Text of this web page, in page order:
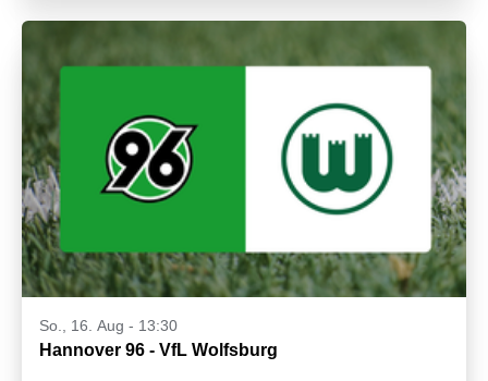
So., 16. Aug - 13:30
Hannover 96 - VfL Wolfsburg